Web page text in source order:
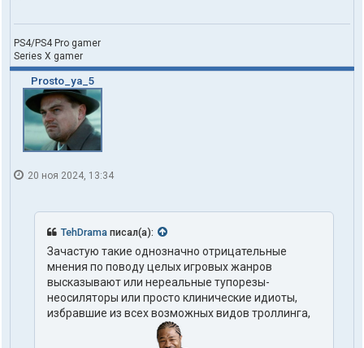
PS4/PS4 Pro gamer
Series X gamer
Prosto_ya_5
20 ноя 2024, 13:34
TehDrama писал(а):
Зачастую такие однозначно отрицательные
мнения по поводу целых игровых жанров
высказывают или нереальные тупорезы-
неосиляторы или просто клинические идиоты,
избравшие из всех возможных видов троллинга,